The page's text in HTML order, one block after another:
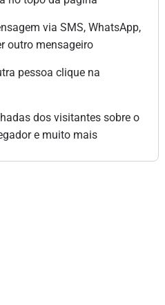
via SMS, WhatsApp,
outro mensageiro
pessoa clique na
dos visitantes sobre o
e muito mais